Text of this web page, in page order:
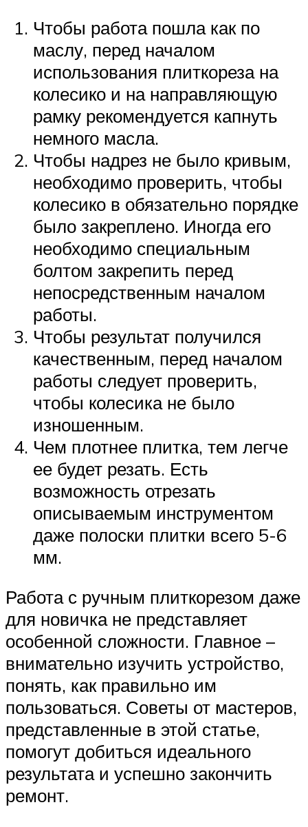
Чтобы работа пошла как по
маслу, перед началом
использования плиткореза на
колесико и на направляющую
рамку рекомендуется капнуть
немного масла.
Чтобы надрез не было кривым,
необходимо проверить, чтобы
колесико в обязательно порядке
было закреплено. Иногда его
необходимо специальным
болтом закрепить перед
непосредственным началом
работы.
Чтобы результат получился
качественным, перед началом
работы следует проверить,
чтобы колесика не было
изношенным.
Чем плотнее плитка, тем легче
ее будет резать. Есть
возможность отрезать
описываемым инструментом
даже полоски плитки всего 5-6
мм.
Работа с ручным плиткорезом даже
для новичка не представляет
особенной сложности. Главное –
внимательно изучить устройство,
понять, как правильно им
пользоваться. Советы от мастеров,
представленные в этой статье,
помогут добиться идеального
результата и успешно закончить
ремонт.